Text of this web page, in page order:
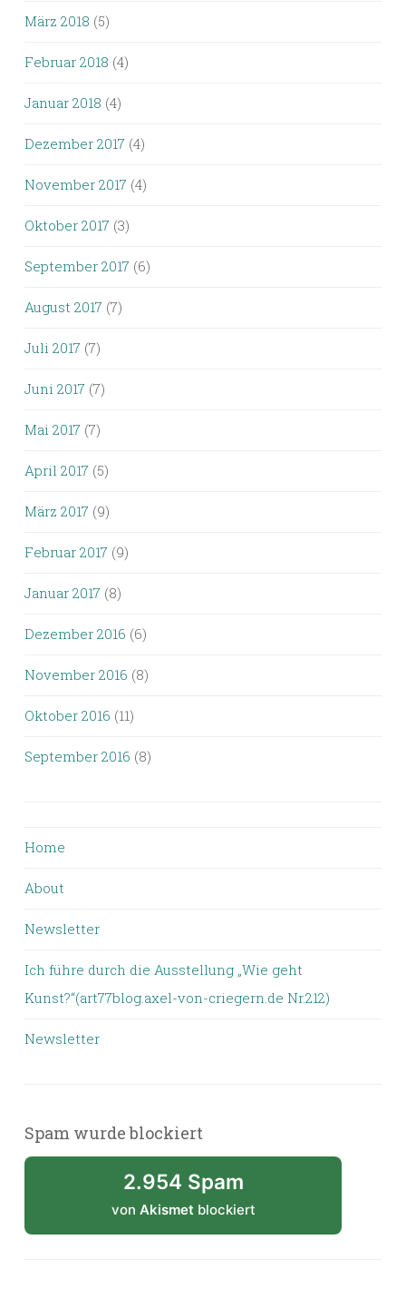
März 2018 (5)
Februar 2018 (4)
Januar 2018 (4)
Dezember 2017 (4)
November 2017 (4)
Oktober 2017 (3)
September 2017 (6)
August 2017 (7)
Juli 2017 (7)
Juni 2017 (7)
Mai 2017 (7)
April 2017 (5)
März 2017 (9)
Februar 2017 (9)
Januar 2017 (8)
Dezember 2016 (6)
November 2016 (8)
Oktober 2016 (11)
September 2016 (8)
Home
About
Newsletter
Ich führe durch die Ausstellung „Wie geht
Kunst?“(art77blog.axel-von-criegern.de Nr.212)
Newsletter
Spam wurde blockiert
2.954 Spam
von Akismet blockiert